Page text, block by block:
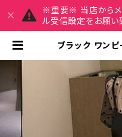
※重要※ 当店からメ
ル受信設定をお願い
ブラック ワンピ
ルースリーブ
体型カバー A
パーティード
ーマル 韓国風
冬 大人女子
しゃれ 清楚
SE レイルセ
ィース